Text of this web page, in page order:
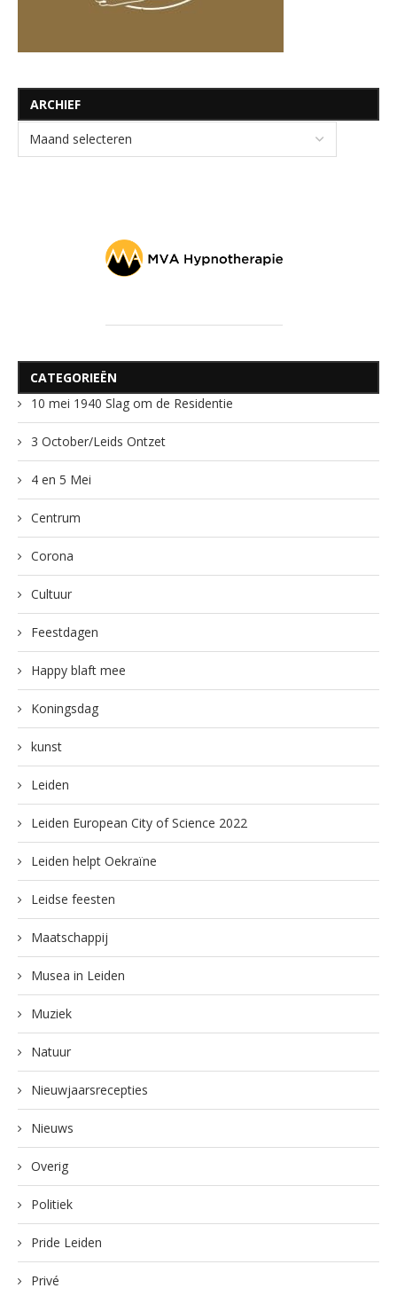
ARCHIEF
CATEGORIEËN
10 mei 1940 Slag om de Residentie
3 October/Leids Ontzet
4 en 5 Mei
Centrum
Corona
Cultuur
Feestdagen
Happy blaft mee
Koningsdag
kunst
Leiden
Leiden European City of Science 2022
Leiden helpt Oekraïne
Leidse feesten
Maatschappij
Musea in Leiden
Muziek
Natuur
Nieuwjaarsrecepties
Nieuws
Overig
Politiek
Pride Leiden
Privé